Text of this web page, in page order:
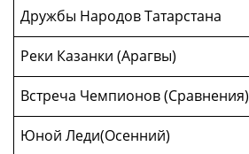
Дружбы Народов Татарстана
Реки Казанки (Арагвы)
Встреча Чемпионов (Сравнения)
Юной Леди(Осенний)